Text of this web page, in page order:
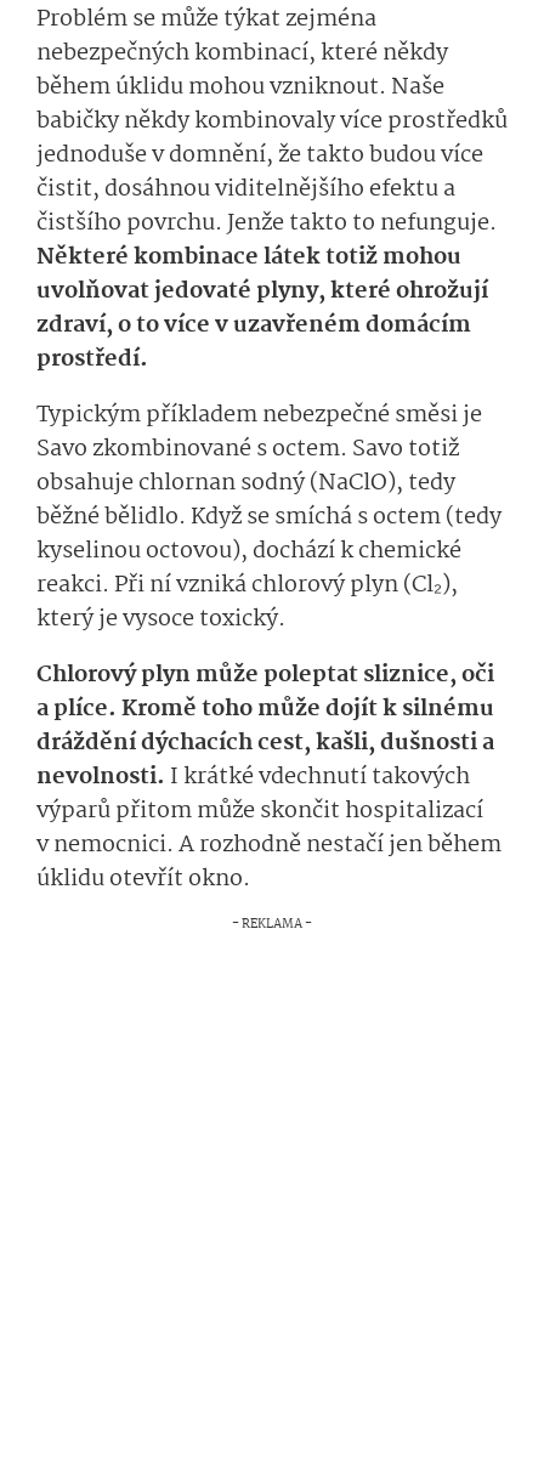
Problém se může týkat zejména
nebezpečných kombinací, které někdy
během úklidu mohou vzniknout. Naše
babičky někdy kombinovaly více prostředků
jednoduše v domnění, že takto budou více
čistit, dosáhnou viditelnějšího efektu a
čistšího povrchu. Jenže takto to nefunguje.
Některé kombinace látek totiž mohou
uvolňovat jedovaté plyny, které ohrožují
zdraví, o to více v uzavřeném domácím
prostředí.
Typickým příkladem nebezpečné směsi je
Savo zkombinované s octem. Savo totiž
obsahuje chlornan sodný (NaClO), tedy
běžné bělidlo. Když se smíchá s octem (tedy
kyselinou octovou), dochází k chemické
reakci. Při ní vzniká chlorový plyn (Cl₂),
který je vysoce toxický.
Chlorový plyn může poleptat sliznice, oči
a plíce. Kromě toho může dojít k silnému
dráždění dýchacích cest, kašli, dušnosti a
nevolnosti. I krátké vdechnutí takových
výparů přitom může skončit hospitalizací
v nemocnici. A rozhodně nestačí jen během
úklidu otevřít okno.